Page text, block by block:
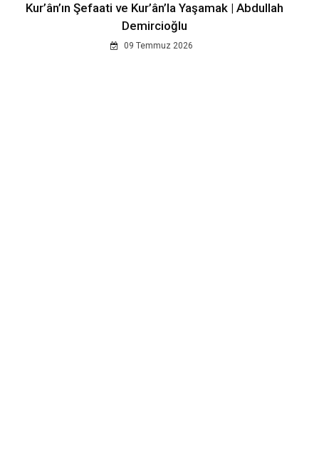
Kur’ân’ın Şefaati ve Kur’ân’la Yaşamak | Abdullah
Demircioğlu
09 Temmuz 2026